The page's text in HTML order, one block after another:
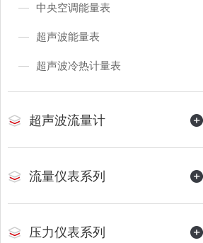
中央空调能量表
超声波能量表
超声波冷热计量表
超声波流量计
流量仪表系列
压力仪表系列